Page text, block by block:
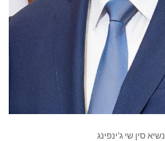
נשיא סין שי ג'ינפינג